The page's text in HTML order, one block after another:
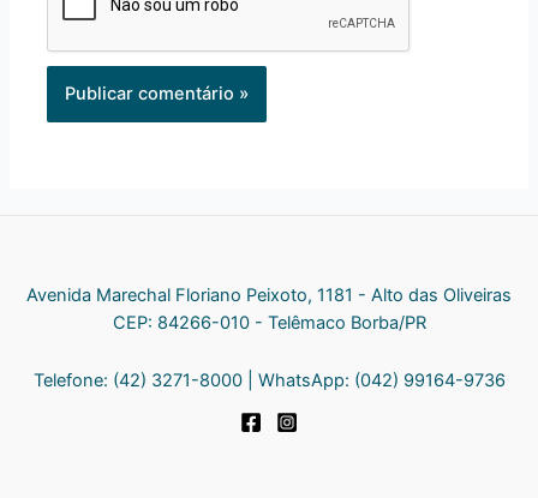
Avenida Marechal Floriano Peixoto, 1181 - Alto das Oliveiras
CEP: 84266-010 - Telêmaco Borba/PR
Telefone: (42) 3271-8000 | WhatsApp: (042) 99164-9736